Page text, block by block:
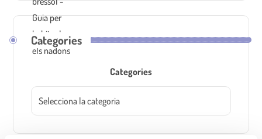
Categories
Categories